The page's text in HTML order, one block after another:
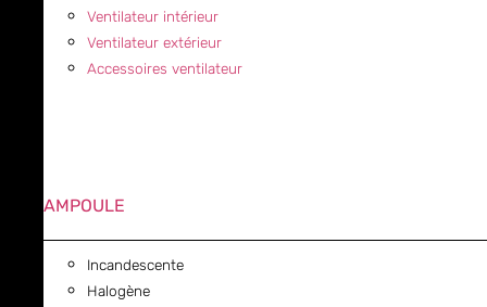
Ventilateur intérieur
Ventilateur extérieur
Accessoires ventilateur
AMPOULE
Incandescente
Halogène